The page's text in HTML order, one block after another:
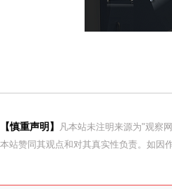
【慎重声明】
凡本站未注明来源为"观察
本站赞同其观点和对其真实性负责。如因